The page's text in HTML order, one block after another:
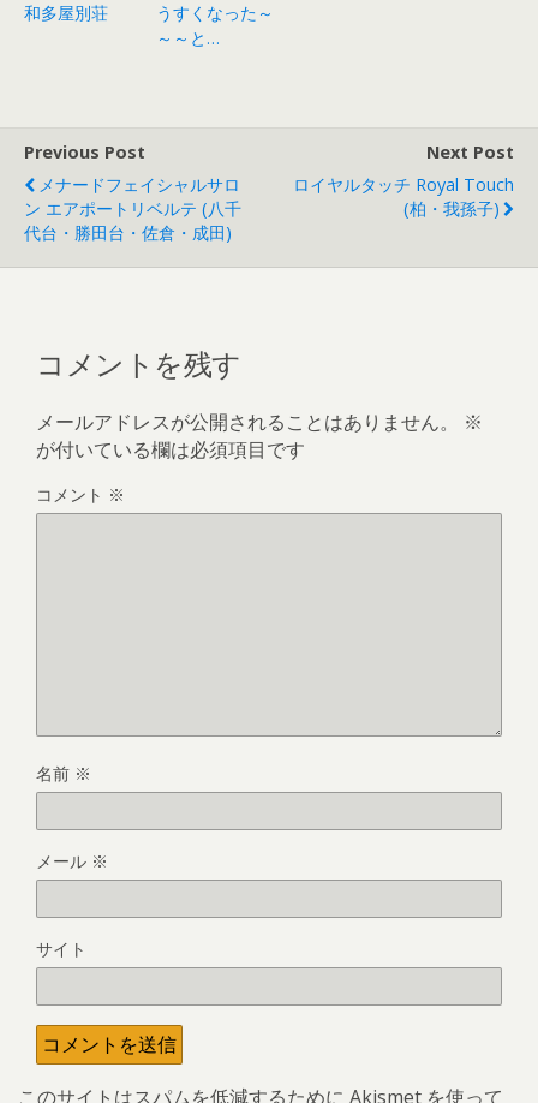
和多屋別荘
うすくなった～
～～と…
Previous Post
メナードフェイシャルサロ
ン エアポートリベルテ (八千
代台・勝田台・佐倉・成田)
Next Post
ロイヤルタッチ Royal Touch
(柏・我孫子)
コメントを残す
メールアドレスが公開されることはありません。
※
が付いている欄は必須項目です
コメント ※
名前 ※
メール ※
サイト
このサイトはスパムを低減するために Akismet を使って